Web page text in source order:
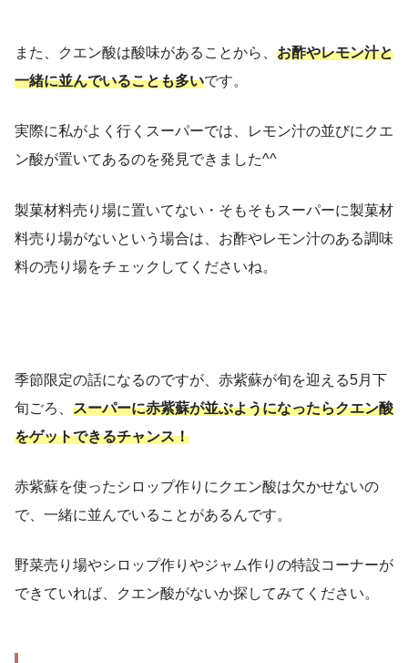
また、クエン酸は酸味があることから、 お酢やレモン汁と
一緒に並んでいることも多いです。
実際に私がよく行くスーパーでは、レモン汁の並びにクエ
ン酸が置いてあるのを発見できました^^
製菓材料売り場に置いてない・そもそもスーパーに製菓材
料売り場がないという場合は、お酢やレモン汁のある調味
料の売り場をチェックしてくださいね。
季節限定の話になるのですが、赤紫蘇が旬を迎える5月下
旬ごろ、 スーパーに赤紫蘇が並ぶようになったらクエン酸
をゲットできるチャンス！
赤紫蘇を使ったシロップ作りにクエン酸は欠かせないの
で、一緒に並んでいることがあるんです。
野菜売り場やシロップ作りやジャム作りの特設コーナーが
できていれば、クエン酸がないか探してみてください。